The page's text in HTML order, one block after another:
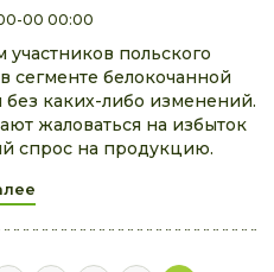
00 00:00
польского
сегменте белокочанной
без каких-либо изменений.
жаловаться на избыток
спрос на продукцию.